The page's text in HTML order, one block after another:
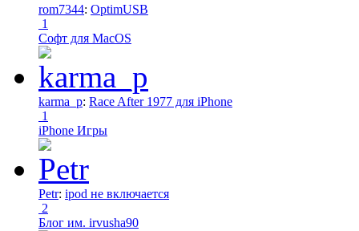
rom7344: OptimUSB
1
Софт для MacOS
karma_p: Race After 1977 для iPhone
1
iPhone Игры
Petr: ipod не включается
2
Блог им. irvusha90